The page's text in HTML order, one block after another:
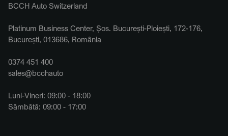
BCCH Auto Switzerland
Platinum Business Center, Șos. București-Ploiești, 172-176,
București, 013686, România
0374 451 400
sales@bcchauto
Luni-Vineri: 09:00 - 18:00
Sâmbătă: 09:00 - 17:00